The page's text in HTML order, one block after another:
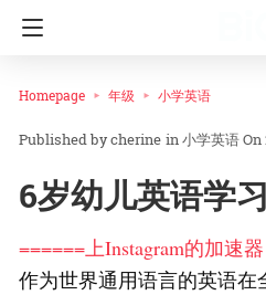
Homepage 年级 小学英语
cherine in小学英语On
6岁幼儿英语学
======上Instagram的加速
作为世界通用语言的英语在